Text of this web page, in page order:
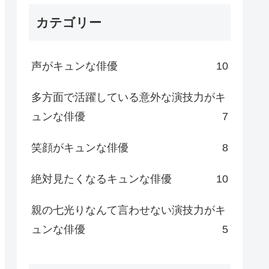
カテゴリー
声がキュンな俳優 10
多方面で活躍している意外な演技力がキ
ュンな俳優
7
笑顔がキュンな俳優 8
絶対見たくなるキュンな俳優 10
親の七光りなんて言わせない演技力がキ
ュンな俳優
5